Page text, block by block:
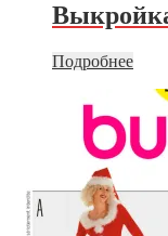
Подробнее